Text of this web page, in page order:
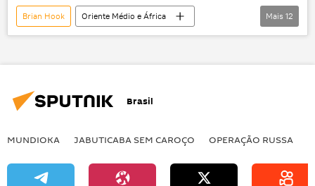
Brian Hook
Oriente Médio e África
Mundo
Américas
Notícias
Departamento de Estado dos EUA
União Europeia
EUA
Mais 12
Brasil
MUNDIOKA JABUTICABA SEM CAROÇO OPERAÇÃO RUSSA